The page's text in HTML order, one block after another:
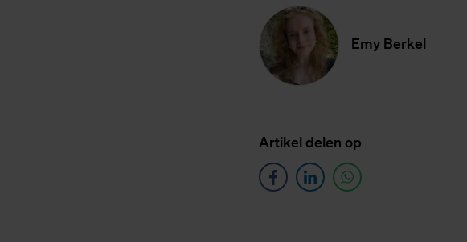
Emy Ber­kel
Ar­ti­kel de­len op